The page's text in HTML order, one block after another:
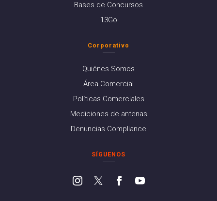
Bases de Concursos
13Go
Corporativo
Quiénes Somos
Área Comercial
Políticas Comerciales
Mediciones de antenas
Denuncias Compliance
SÍGUENOS